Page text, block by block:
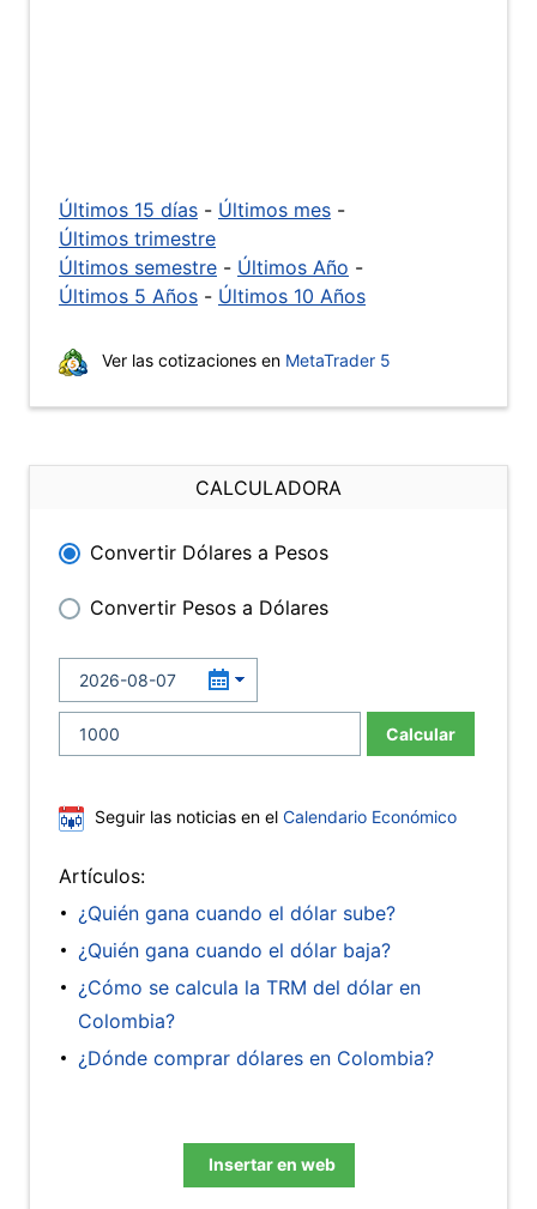
Últimos 15 días - Últimos mes -
Últimos trimestre
Últimos semestre - Últimos Año -
Últimos 5 Años - Últimos 10 Años
Ver las cotizaciones en MetaTrader 5
CALCULADORA
Convertir Dólares a Pesos
Convertir Pesos a Dólares
Calcular
Seguir las noticias en el Calendario Económico
Artículos:
¿Quién gana cuando el dólar sube?
¿Quién gana cuando el dólar baja?
¿Cómo se calcula la TRM del dólar en
Colombia?
¿Dónde comprar dólares en Colombia?
Insertar en web